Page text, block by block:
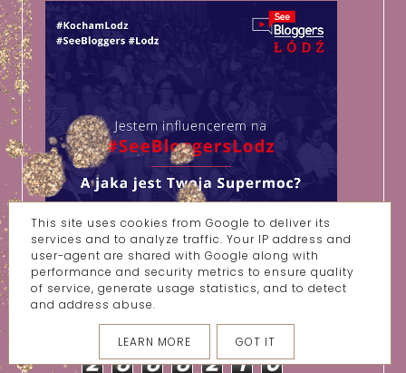
ŁĄCZNA LICZBA WYŚWIETLEŃ
2 8 8 8 2 1 0
This site uses cookies from Google to deliver its
services and to analyze traffic. Your IP address and
user-agent are shared with Google along with
performance and security metrics to ensure quality
of service, generate usage statistics, and to detect
and address abuse.
LEARN MORE GOT IT